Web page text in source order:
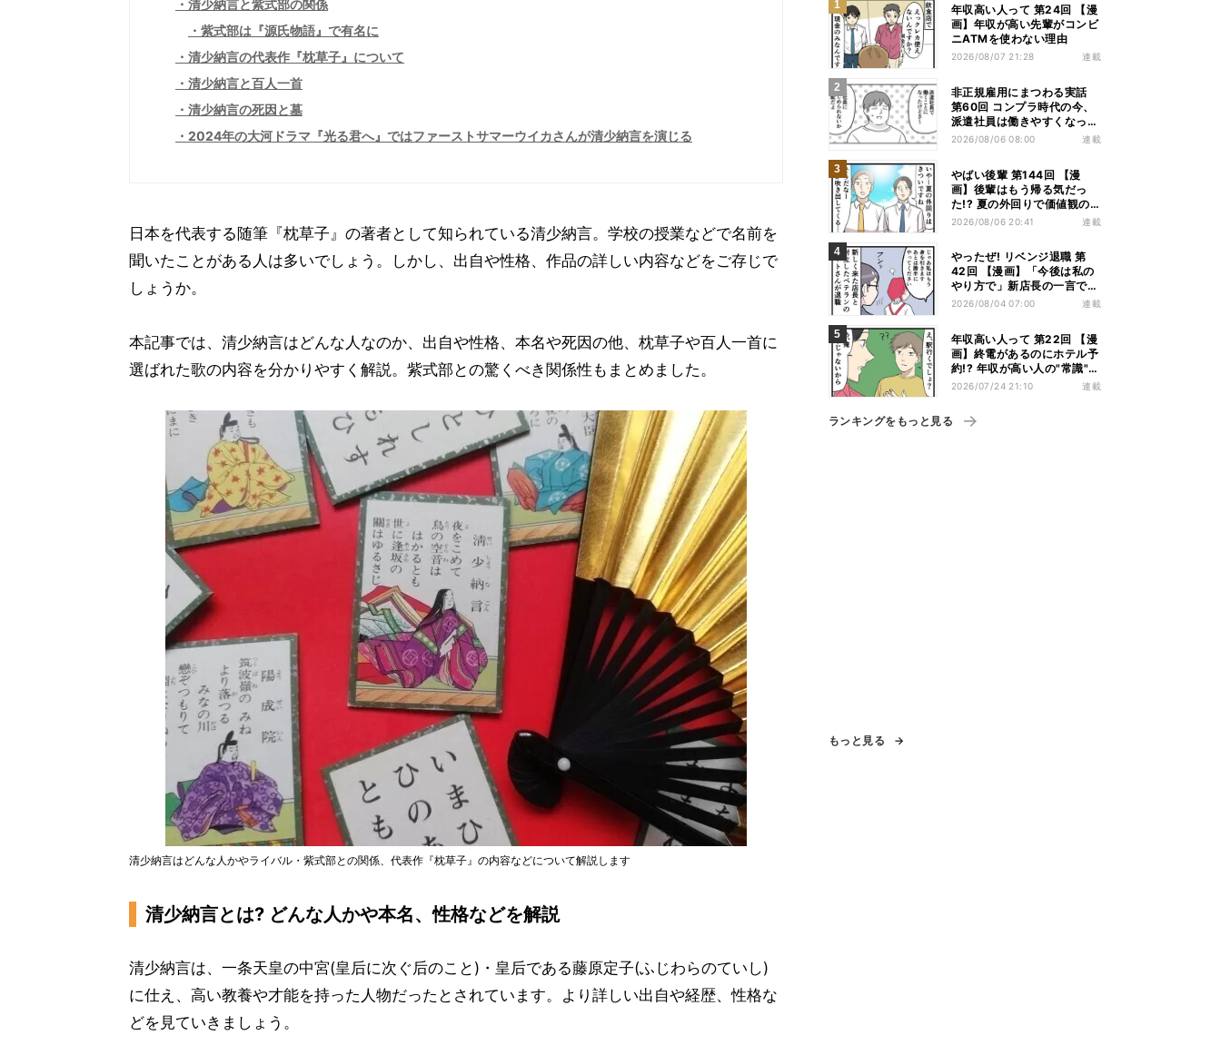
清少納言と紫式部の関係
紫式部は『源氏物語』で有名に
清少納言の代表作『枕草子』について
清少納言と百人一首
清少納言の死因と墓
2024年の大河ドラマ『光る君へ』ではファーストサマーウイカさんが清少納言を演じる
日本を代表する随筆『枕草子』の著者として知られている清少納言。学校の授業などで名前を
聞いたことがある人は多いでしょう。しかし、出自や性格、作品の詳しい内容などをご存じで
しょうか。
本記事では、清少納言はどんな人なのか、出自や性格、本名や死因の他、枕草子や百人一首に
選ばれた歌の内容を分かりやすく解説。紫式部との驚くべき関係性もまとめました。
清少納言はどんな人かやライバル・紫式部との関係、代表作『枕草子』の内容などについて解説します
清少納言とは? どんな人かや本名、性格などを解説
清少納言は、一条天皇の中宮(皇后に次ぐ后のこと)・皇后である藤原定子(ふじわらのていし)
に仕え、高い教養や才能を持った人物だったとされています。より詳しい出自や経歴、性格な
どを見ていきましょう。
年収高い人って 第24回 【漫
画】年収が高い先輩がコンビ
ニATMを使わない理由
2026/08/07 21:28 連載
非正規雇用にまつわる実話
第60回 コンプラ時代の今、
派遣社員は働きやすくなっ
た?
2026/08/06 08:00 連載
やばい後輩 第144回 【漫
画】後輩はもう帰る気だっ
た!? 夏の外回りで価値観の
違いを実感
2026/08/06 20:41 連載
やったぜ! リベンジ退職 第
42回 【漫画】「今後は私の
やり方で」新店長の一言でベ
テラン退職→崩壊した現場
2026/08/04 07:00 連載
年収高い人って 第22回 【漫
画】終電があるのにホテル予
約!? 年収が高い人の"常識"に
驚かされた夜
2026/07/24 21:10 連載
ランキングをもっと見る
もっと見る